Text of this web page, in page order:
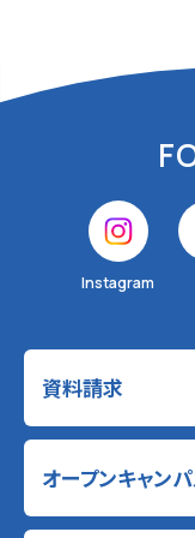
Instagram
資料請求
オープンキャン